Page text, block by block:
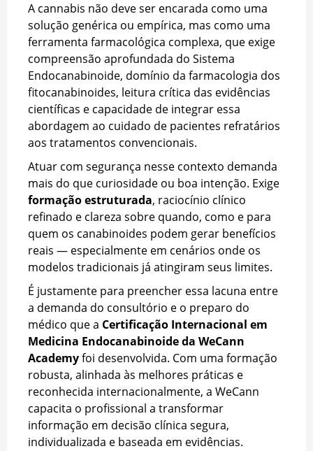
A cannabis não deve ser encarada como uma
solução genérica ou empírica, mas como uma
ferramenta farmacológica complexa, que exige
compreensão aprofundada do Sistema
Endocanabinoide, domínio da farmacologia dos
fitocanabinoides, leitura crítica das evidências
científicas e capacidade de integrar essa
abordagem ao cuidado de pacientes refratários
aos tratamentos convencionais.
Atuar com segurança nesse contexto demanda
mais do que curiosidade ou boa intenção. Exige
formação estruturada, raciocínio clínico
refinado e clareza sobre quando, como e para
quem os canabinoides podem gerar benefícios
reais — especialmente em cenários onde os
modelos tradicionais já atingiram seus limites.
É justamente para preencher essa lacuna entre
a demanda do consultório e o preparo do
médico que a Certificação Internacional em
Medicina Endocanabinoide da WeCann
Academyfoi desenvolvida. Com uma formação
robusta, alinhada às melhores práticas e
reconhecida internacionalmente, a WeCann
capacita o profissional a transformar
informação em decisão clínica segura,
individualizada e baseada em evidências.